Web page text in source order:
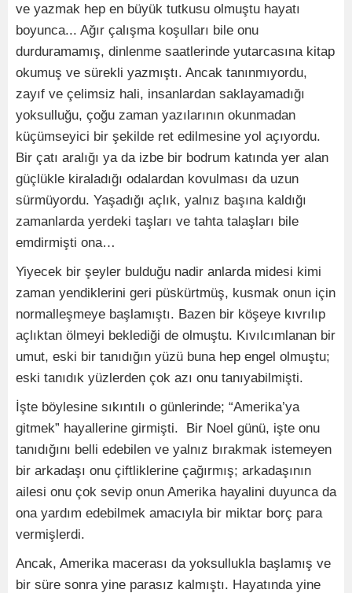
ve yazmak hep en büyük tutkusu olmuştu hayatı
boyunca... Ağır çalışma koşulları bile onu
durduramamış, dinlenme saatlerinde yutarcasına kitap
okumuş ve sürekli yazmıştı. Ancak tanınmıyordu,
zayıf ve çelimsiz hali, insanlardan saklayamadığı
yoksulluğu, çoğu zaman yazılarının okunmadan
küçümseyici bir şekilde ret edilmesine yol açıyordu.
Bir çatı aralığı ya da izbe bir bodrum katında yer alan
güçlükle kiraladığı odalardan kovulması da uzun
sürmüyordu. Yaşadığı açlık, yalnız başına kaldığı
zamanlarda yerdeki taşları ve tahta talaşları bile
emdirmişti ona…
Yiyecek bir şeyler bulduğu nadir anlarda midesi kimi
zaman yendiklerini geri püskürtmüş, kusmak onun için
normalleşmeye başlamıştı. Bazen bir köşeye kıvrılıp
açlıktan ölmeyi beklediği de olmuştu. Kıvılcımlanan bir
umut, eski bir tanıdığın yüzü buna hep engel olmuştu;
eski tanıdık yüzlerden çok azı onu tanıyabilmişti.
İşte böylesine sıkıntılı o günlerinde; “Amerika’ya
gitmek” hayallerine girmişti. Bir Noel günü, işte onu
tanıdığını belli edebilen ve yalnız bırakmak istemeyen
bir arkadaşı onu çiftliklerine çağırmış; arkadaşının
ailesi onu çok sevip onun Amerika hayalini duyunca da
ona yardım edebilmek amacıyla bir miktar borç para
vermişlerdi.
Ancak, Amerika macerası da yoksullukla başlamış ve
bir süre sonra yine parasız kalmıştı. Hayatında yine